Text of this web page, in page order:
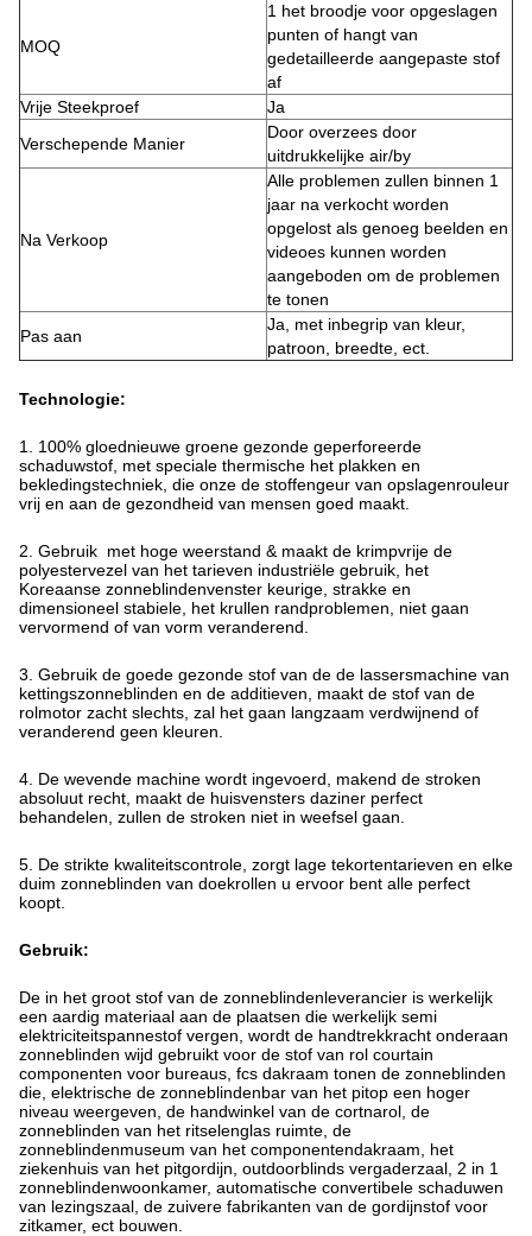
MOQ
1 het broodje voor opgeslagen
punten of hangt van
gedetailleerde aangepaste stof
af
Vrije Steekproef
Ja
Verschepende Manier
Door overzees door
uitdrukkelijke air/by
Na Verkoop
Alle problemen zullen binnen 1
jaar na verkocht worden
opgelost als genoeg beelden en
videoes kunnen worden
aangeboden om de problemen
te tonen
Pas aan
Ja, met inbegrip van kleur,
patroon, breedte, ect.
Technologie:
1. 100% gloednieuwe groene gezonde geperforeerde
schaduwstof , met speciale thermische het plakken en
bekledingstechniek, die onze de stoffengeur van opslagenrouleur
vrij en aan de gezondheid van mensen goed maakt.
2. Gebruik  met hoge weerstand & maakt de krimpvrije de
polyestervezel van het tarieven industriële gebruik, het
Koreaanse zonneblindenvenster keurige, strakke en
dimensioneel stabiele, het krullen randproblemen, niet gaan
vervormend of van vorm veranderend.
3. Gebruik de goede gezonde stof van de de lassersmachine van
kettingszonneblinden en de additieven, maakt de stof van de
rolmotor zacht slechts , zal het gaan langzaam verdwijnend of
veranderend geen kleuren.
4. De wevende machine wordt ingevoerd, makend de stroken
absoluut recht, maakt de huisvensters daziner perfect
behandelen , zullen de stroken niet in weefsel gaan.
5. De strikte kwaliteitscontrole, zorgt lage tekortentarieven en elke
duim zonneblinden van doekrollen u ervoor bent alle perfect
koopt.
Gebruik:
De in het groot stof van de zonneblindenleverancier is werkelijk
een aardig materiaal aan de plaatsen die werkelijk semi
elektriciteitspannestof vergen, wordt de handtrekkracht onderaan
zonneblinden wijd gebruikt voor de stof van rol courtain
componenten voor bureaus, fcs dakraam tonen de zonneblinden
die, elektrische de zonneblindenbar van het pitop een hoger
niveau weergeven, de handwinkel van de cortnarol, de
zonneblinden van het ritselenglas ruimte, de
zonneblindenmuseum van het componentendakraam, het
ziekenhuis van het pitgordijn, outdoorblinds vergaderzaal, 2 in 1
zonneblindenwoonkamer, automatische convertibele schaduwen
van lezingszaal, de zuivere fabrikanten van de gordijnstof voor
zitkamer, ect bouwen.